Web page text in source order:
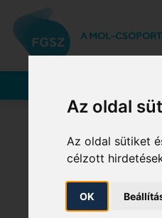
Az oldal
Az oldal sütiket
célzott
OK
A MOL-
Az Európai